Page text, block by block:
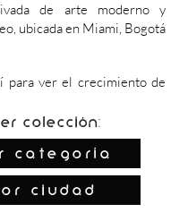
de arte moderno y
ubicada en Miami, Bogotá
para ver el crecimiento de
colección:
categoría
ciudad